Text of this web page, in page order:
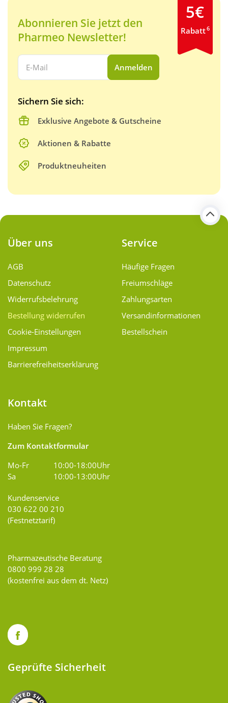
Abonnieren Sie jetzt den
Pharmeo Newsletter!
Ihre E-Mail Adresse:
Anmelden
Sichern Sie sich:
Exklusive Angebote & Gutscheine
Aktionen & Rabatte
Produktneuheiten
5€
Rabatt6
Über uns
AGB
Datenschutz
Widerrufsbelehrung
Bestellung widerrufen
Cookie-Einstellungen
Impressum
Barrierefreiheitserklärung
Service
Häufige Fragen
Freiumschläge
Zahlungsarten
Versand­informationen
Bestellschein
Kontakt
Haben Sie Fragen?
Zum Kontaktformular
Mo-Fr
10:00-18:00Uhr
Sa
10:00-13:00Uhr
Kundenservice
030 622 00 210
(Festnetztarif)
Pharmazeutische Beratung
0800 999 28 28
(kostenfrei aus dem dt. Netz)
Geprüfte Sicherheit